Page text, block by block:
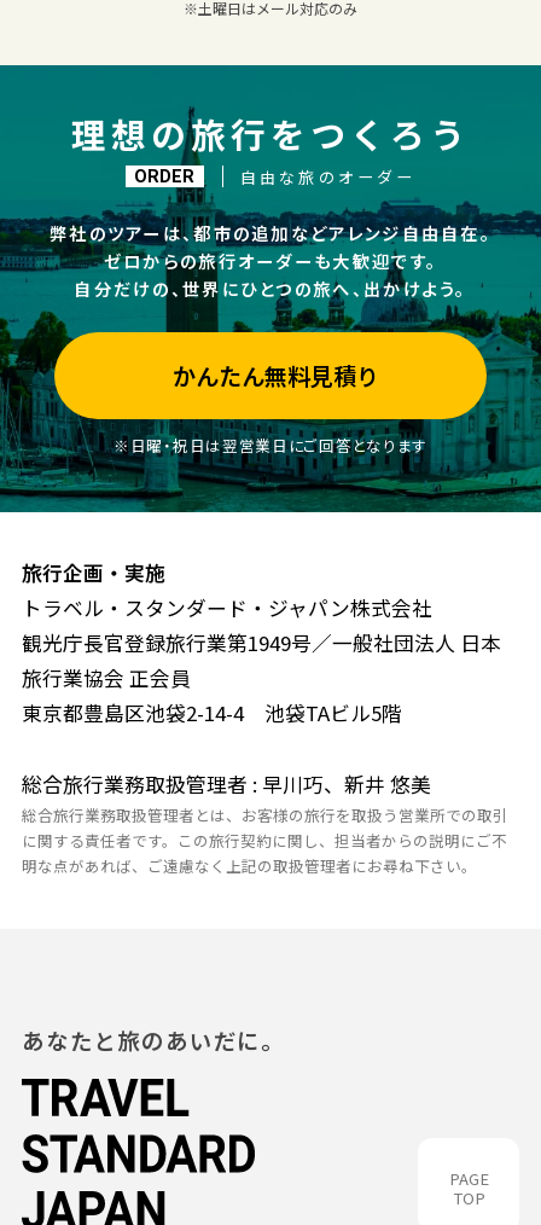
※土曜日はメール対応のみ
理想の旅行をつくろう
ORDER 自由な旅のオーダー
弊社のツアーは、都市の追加などアレンジ自由自在。
ゼロからの旅行オーダーも大歓迎です。
自分だけの、世界にひとつの旅へ、出かけよう。
かんたん無料見積り
※日曜・祝日は翌営業日にご回答となります
旅行企画・実施
トラベル・スタンダード・ジャパン株式会社
観光庁長官登録旅行業第1949号／一般社団法人 日本
旅行業協会 正会員
東京都豊島区池袋2-14-4 池袋TAビル5階
総合旅行業務取扱管理者 : 早川巧、新井 悠美
総合旅行業務取扱管理者とは、お客様の旅行を取扱う営業所での取引
に関する責任者です。この旅行契約に関し、担当者からの説明にご不
明な点があれば、ご遠慮なく上記の取扱管理者にお尋ね下さい。
PAGE
TOP
あなたと旅のあいだに。